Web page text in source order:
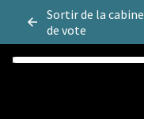
Sortir de la cabine
de vote